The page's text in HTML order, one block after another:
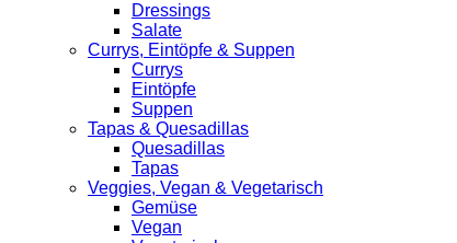
Dressings
Salate
Currys, Eintöpfe & Suppen
Currys
Eintöpfe
Suppen
Tapas & Quesadillas
Quesadillas
Tapas
Veggies, Vegan & Vegetarisch
Gemüse
Vegan